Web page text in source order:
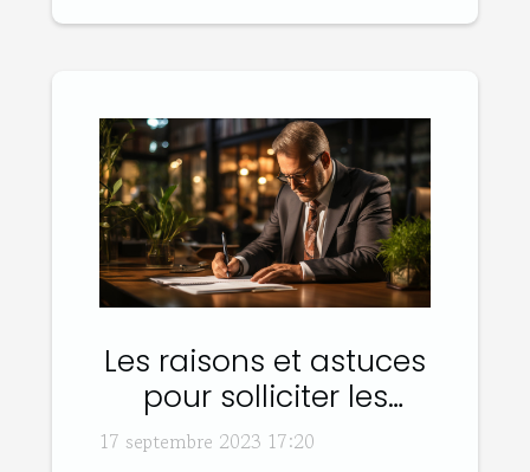
Les raisons et astuces
pour solliciter les
services d’un expert-
17 septembre 2023 17:20